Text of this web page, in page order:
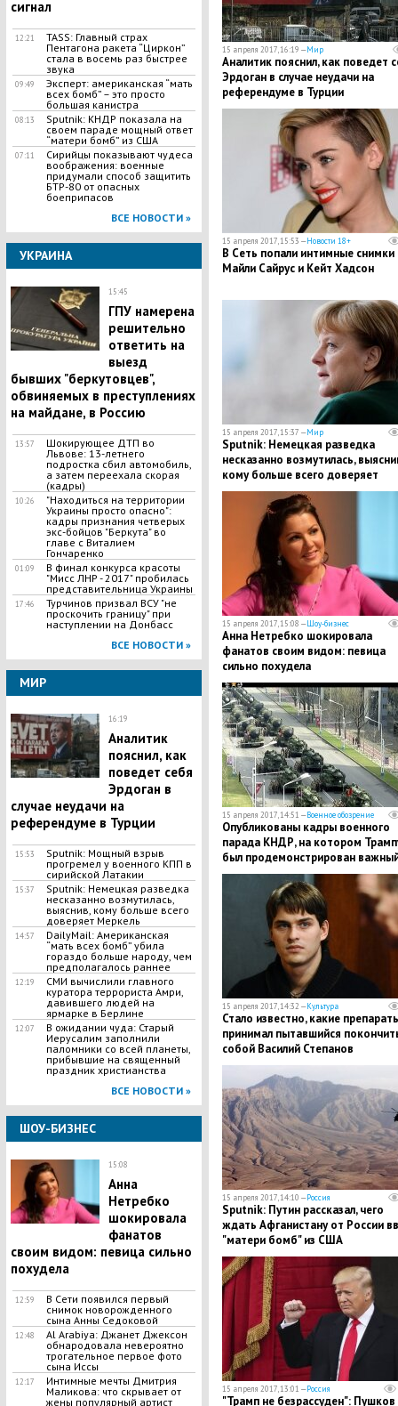
сигнал
12:21
TASS: Главный страх
Пентагона ракета “Циркон”
стала в восемь раз быстрее
звука
09:49
Эксперт: американская “мать
всех бомб” – это просто
большая канистра
08:13
Sputnik: КНДР показала на
своем параде мощный ответ
“матери бомб” из США
07:11
Сирийцы показывают чудеса
воображения: военные
придумали способ защитить
БТР-80 от опасных
боеприпасов
ВСЕ НОВОСТИ »
УКРАИНА
15:45
ГПУ намерена
решительно
ответить на
выезд
бывших "беркутовцев",
обвиняемых в преступлениях
на майдане, в Россию
13:57
​Шокирующее ДТП во
Львове: 13-летнего
подростка сбил автомобиль,
а затем переехала скорая
(кадры)
10:26
​"Находиться на территории
Украины просто опасно":
кадры признания четверых
экс-бойцов "Беркута" во
главе с Виталием
Гончаренко
01:09
В финал конкурса красоты
"Мисс ЛНР - 2017" пробилась
представительница Украины
17:46
Турчинов призвал ВСУ "не
проскочить границу" при
наступлении на Донбасс
ВСЕ НОВОСТИ »
МИР
16:19
Аналитик
пояснил, как
поведет себя
Эрдоган в
случае неудачи на
референдуме в Турции
15:53
Sputnik: Мощный взрыв
прогремел у военного КПП в
сирийской Латакии
15:37
Sputnik: Немецкая разведка
несказанно возмутилась,
выяснив, кому больше всего
доверяет Меркель
14:57
DailyMail: Американская
“мать всех бомб” убила
гораздо больше народу, чем
предполагалось раннее
12:19
СМИ вычислили главного
куратора террориста Амри,
давившего людей на
ярмарке в Берлине
12:07
В ожидании чуда: Старый
Иерусалим заполнили
паломники со всей планеты,
прибывшие на священный
праздник христианства
ВСЕ НОВОСТИ »
ШОУ-БИЗНЕС
15:08
Анна
Нетребко
шокировала
фанатов
своим видом: певица сильно
похудела
12:59
В Сети появился первый
снимок новорожденного
сына Анны Седоковой
12:48
Al Arabiya: Джанет Джексон
обнародовала невероятно
трогательное первое фото
сына Иссы
12:17
Интимные мечты Дмитрия
Маликова: что скрывает от
жены популярный артист
15 апреля 2017, 16:19 —Мир
Аналитик пояснил, как поведет
Эрдоган в случае неудачи на
референдуме в Турции
15 апреля 2017, 15:53 —Новости 18+
В Сеть попали интимные снимки
Майли Сайрус и Кейт Хадсон
15 апреля 2017, 15:37 —Мир
Sputnik: Немецкая разведка
несказанно возмутилась,
кому больше всего доверяет
Меркель
15 апреля 2017, 15:08 —Шоу-бизнес
Анна Нетребко шокировала
фанатов своим видом: певица
сильно похудела
15 апреля 2017, 14:51 —Военное обозрение
Опубликованы кадры военного
парада КНДР, на котором
был продемонстрирован
сигнал
15 апреля 2017, 14:32 —Культура
Стало известно, какие
принимал пытавшийся
собой Василий Степанов
15 апреля 2017, 14:10 —Россия
Sputnik: Путин рассказал, чего
ждать Афганистану от России
"матери бомб" из США
15 апреля 2017, 13:01 —Россия
"Трамп не безрассуден": Пушков